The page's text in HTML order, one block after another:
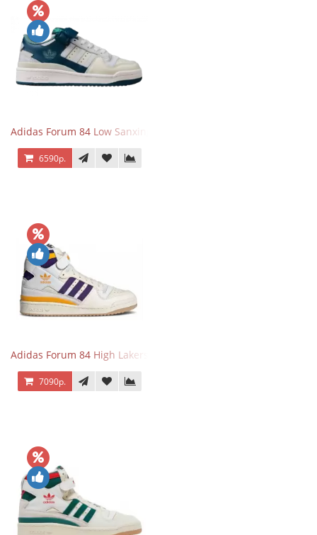
Adidas Forum 84 Low Sanxingdui
6590р.
Adidas Forum 84 High Lakers
7090р.